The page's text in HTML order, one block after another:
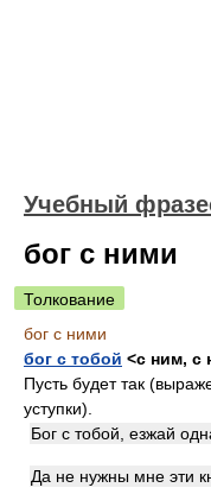
Учебный
бог с ними
Толкование
бог с ними
бог с тобой <с ним, с
Пусть будет так
уступки).
Бог с тобой, езжай
Да не нужны мне эти